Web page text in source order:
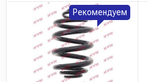
Рекомендуем